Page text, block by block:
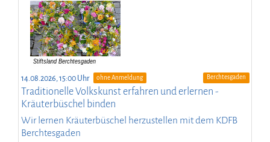
14.08.2026, 15:00 Uhr ohne Anmeldung Berchtesgaden
Traditionelle Volkskunst erfahren und erlernen -
Kräuterbüschel binden
Wir lernen Kräuterbüschel herzustellen mit dem KDFB
Berchtesgaden